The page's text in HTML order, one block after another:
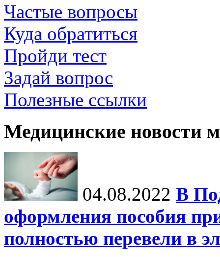
Частые вопросы
Куда обратиться
Пройди тест
Задай вопрос
Полезные ссылки
Медицинские новости
04.08.2022 В
оформления пособия
полностью перевели в